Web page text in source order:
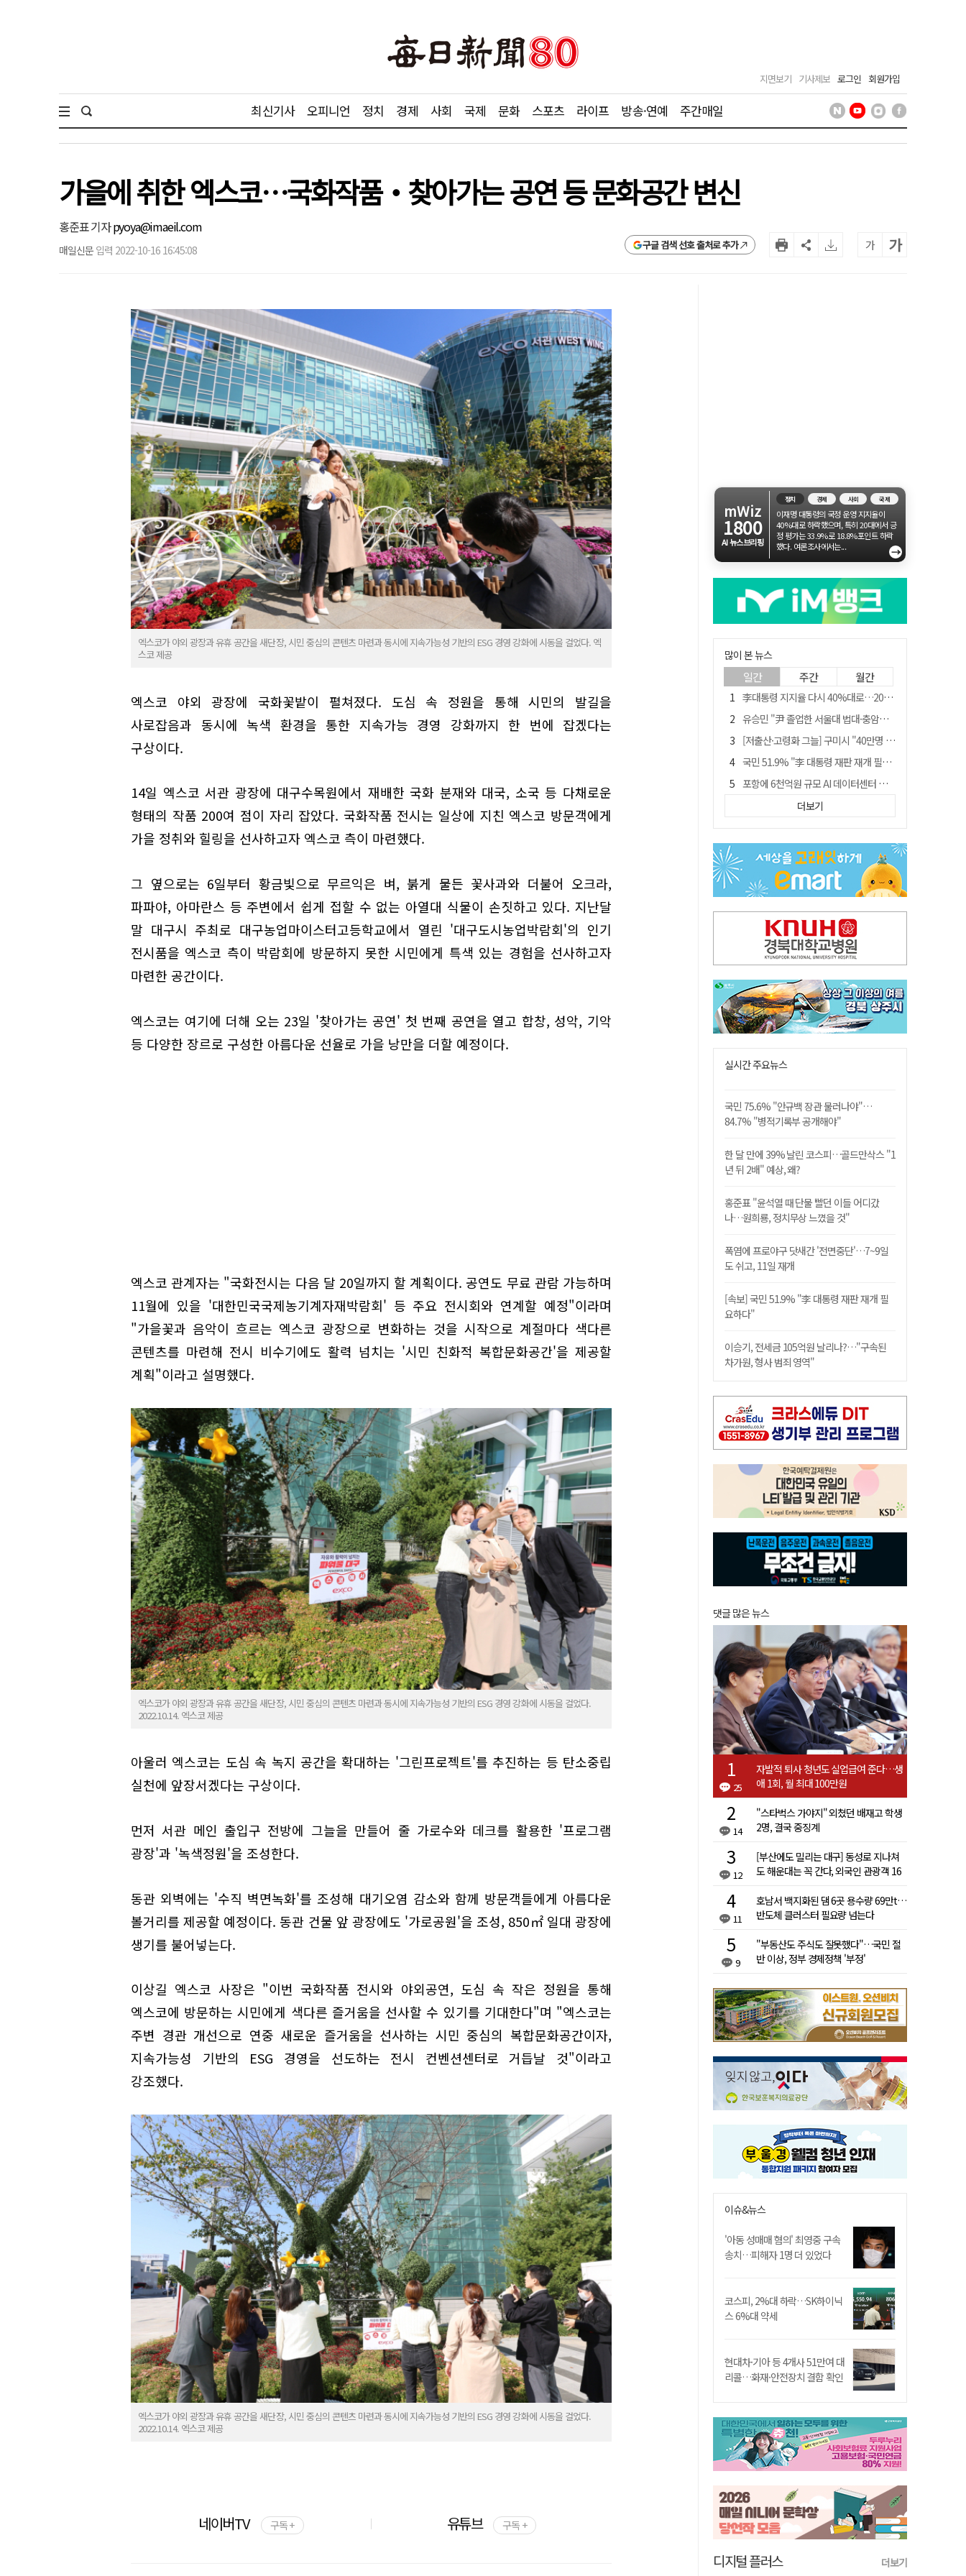
지면보기 기사제보 로그인 회원가입
최신기사 오피니언 정치 경제 사회 국제 문화 스포츠 라이프 방송·연예 주간매일
가을에 취한 엑스코…국화작품‧찾아가는 공연 등 문화공간 변신
홍준표 기자pyoya@imaeil.com
매일신문 입력 2022-10-16 16:45:08 구글 검색 선호 출처로 추가 가 가
엑스코가 야외 광장과 유휴 공간을 새단장, 시민 중심의 콘텐츠 마련과 동시에 지속가능성 기반의 ESG 경영 강화에 시동을 걸었다. 엑
스코 제공
엑스코 야외 광장에 국화꽃밭이 펼쳐졌다. 도심 속 정원을 통해 시민의 발길을
사로잡음과 동시에 녹색 환경을 통한 지속가능 경영 강화까지 한 번에 잡겠다는
구상이다.
14일 엑스코 서관 광장에 대구수목원에서 재배한 국화 분재와 대국, 소국 등 다채로운
형태의 작품 200여 점이 자리 잡았다. 국화작품 전시는 일상에 지친 엑스코 방문객에게
가을 정취와 힐링을 선사하고자 엑스코 측이 마련했다.
그 옆으로는 6일부터 황금빛으로 무르익은 벼, 붉게 물든 꽃사과와 더불어 오크라,
파파야, 아마란스 등 주변에서 쉽게 접할 수 없는 아열대 식물이 손짓하고 있다. 지난달
말 대구시 주최로 대구농업마이스터고등학교에서 열린 '대구도시농업박람회'의 인기
전시품을 엑스코 측이 박람회에 방문하지 못한 시민에게 특색 있는 경험을 선사하고자
마련한 공간이다.
엑스코는 여기에 더해 오는 23일 '찾아가는 공연' 첫 번째 공연을 열고 합창, 성악, 기악
등 다양한 장르로 구성한 아름다운 선율로 가을 낭만을 더할 예정이다.
엑스코 관계자는 "국화전시는 다음 달 20일까지 할 계획이다. 공연도 무료 관람 가능하며
11월에 있을 '대한민국국제농기계자재박람회' 등 주요 전시회와 연계할 예정"이라며
"가을꽃과 음악이 흐르는 엑스코 광장으로 변화하는 것을 시작으로 계절마다 색다른
콘텐츠를 마련해 전시 비수기에도 활력 넘치는 '시민 친화적 복합문화공간'을 제공할
계획"이라고 설명했다.
엑스코가 야외 광장과 유휴 공간을 새단장, 시민 중심의 콘텐츠 마련과 동시에 지속가능성 기반의 ESG 경영 강화에 시동을 걸었다.
2022.10.14. 엑스코 제공
아울러 엑스코는 도심 속 녹지 공간을 확대하는 '그린프로젝트'를 추진하는 등 탄소중립
실천에 앞장서겠다는 구상이다.
먼저 서관 메인 출입구 전방에 그늘을 만들어 줄 가로수와 데크를 활용한 '프로그램
광장'과 '녹색정원'을 조성한다.
동관 외벽에는 '수직 벽면녹화'를 조성해 대기오염 감소와 함께 방문객들에게 아름다운
볼거리를 제공할 예정이다. 동관 건물 앞 광장에도 '가로공원'을 조성, 850㎡ 일대 광장에
생기를 불어넣는다.
이상길 엑스코 사장은 "이번 국화작품 전시와 야외공연, 도심 속 작은 정원을 통해
엑스코에 방문하는 시민에게 색다른 즐거움을 선사할 수 있기를 기대한다"며 "엑스코는
주변 경관 개선으로 연중 새로운 즐거움을 선사하는 시민 중심의 복합문화공간이자,
지속가능성 기반의 ESG 경영을 선도하는 전시 컨벤션센터로 거듭날 것"이라고
강조했다.
엑스코가 야외 광장과 유휴 공간을 새단장, 시민 중심의 콘텐츠 마련과 동시에 지속가능성 기반의 ESG 경영 강화에 시동을 걸었다.
2022.10.14. 엑스코 제공
네이버TV 구독 + 유튜브 구독 +
mWiz
1800
AI 뉴스브리핑
정치 경제 사회 국제
이재명 대통령의 국정 운영 지지율이
40%대로 하락했으며, 특히 20대에서 긍
정 평가는 33.9%로 18.8%포인트 하락
했다. 여론조사에서는...
→
많이 본 뉴스
일간 주간 월간
李대통령 지지율 다시 40%대로…20대는 18.8%p 급락
유승민 "尹 졸업한 서울대 법대·충암고도 없애야"…李 육사 통합 직격
[저출산·고령화 그늘] 구미시 "40만명 사수" 고령군 "3만명대 회복"
국민 51.9% "李 대통령 재판 재개 필요하다"
포항에 6천억원 규모 AI 데이터센터 들어선다
월 매출 9천만원에도 문 닫는 영양 젖소농장… "일할 사람이 없어"
경찰, 홍명보 선임 의혹 수사…대한축구협회 전격 압수수색
"김용민, 흑백논리로 세상 보는 듯" 검찰 내부서 지탄
'솔리다임 IPO 추진설' SK하이닉스, 주가 9% 급락
더보기
실시간 주요뉴스
국민 75.6% "안규백 장관 물러나야"…
84.7% "병적기록부 공개해야"
한 달 만에 39% 날린 코스피…골드만삭스 "1
년 뒤 2배" 예상, 왜?
홍준표 "윤석열 때 단물 빨던 이들 어디갔
나…원희룡, 정치무상 느꼈을 것"
폭염에 프로야구 닷새간 '전면중단'…7~9일
도 쉬고, 11일 재개
[속보] 국민 51.9% "李 대통령 재판 재개 필
요하다"
이승기, 전세금 105억원 날리나?…"구속된
차가원, 형사 범죄 영역"
댓글 많은 뉴스
25
자발적 퇴사 청년도 실업급여 준다…생
애 1회, 월 최대 100만원
14
"스타벅스 가야지" 외쳤던 배재고 학생
2명, 결국 중징계
12
[부산에도 밀리는 대구] 동성로 지나쳐
도 해운대는 꼭 간다, 외국인 관광객 16
11
호남서 백지화된 댐 6곳 용수량 69만t…
반도체 클러스터 필요량 넘는다
9
"부동산도 주식도 잘못했다"…국민 절
반 이상, 정부 경제정책 '부정'
이슈&뉴스
'아동 성매매 혐의' 최영중 구속
송치…피해자 1명 더 있었다
코스피, 2%대 하락…SK하이닉
스 6%대 약세
현대차·기아 등 4개사 51만여 대
리콜…화재·안전장치 결함 확인
디지털 플러스 더보기